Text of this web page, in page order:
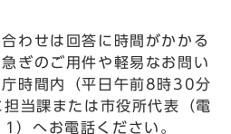
わせは回答に時間がかかる
ぎのご用件や軽易なお問い
時間内（平日午前8時30分
当課または市役所代表（電
へお電話ください。